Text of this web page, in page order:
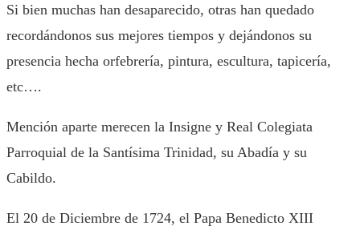
Si bien muchas han desaparecido, otras han quedado
recordándonos sus mejores tiempos y dejándonos su
presencia hecha orfebrería, pintura, escultura, tapicería,
etc….
Mención aparte merecen la Insigne y Real Colegiata
Parroquial de la Santísima Trinidad, su Abadía y su
Cabildo.
El 20 de Diciembre de 1724, el Papa Benedicto XIII